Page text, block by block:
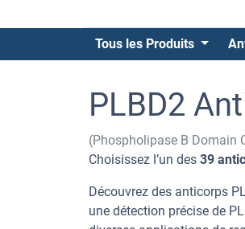
Tous les Produits
PLBD2
(Phospholipase B Domain
Choisissez l’un des 39
Découvrez des anticorps
une détection précise de